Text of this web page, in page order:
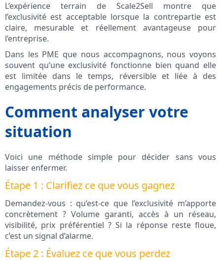
L’expérience terrain de Scale2Sell montre que
l’exclusivité est acceptable lorsque la contrepartie est
claire, mesurable et réellement avantageuse pour
l’entreprise.
Dans les PME que nous accompagnons, nous voyons
souvent qu’une exclusivité fonctionne bien quand elle
est limitée dans le temps, réversible et liée à des
engagements précis de performance.
Comment analyser votre
situation
Voici une méthode simple pour décider sans vous
laisser enfermer.
Étape 1 : Clarifiez ce que vous gagnez
Demandez-vous : qu’est-ce que l’exclusivité m’apporte
concrètement ? Volume garanti, accès à un réseau,
visibilité, prix préférentiel ? Si la réponse reste floue,
c’est un signal d’alarme.
Étape 2 : Évaluez ce que vous perdez